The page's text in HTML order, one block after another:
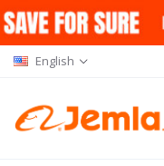
English